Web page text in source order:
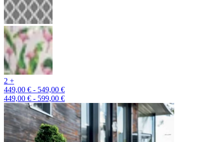
2 +
449,00 € - 549,00 €
449,00 € - 599,00 €